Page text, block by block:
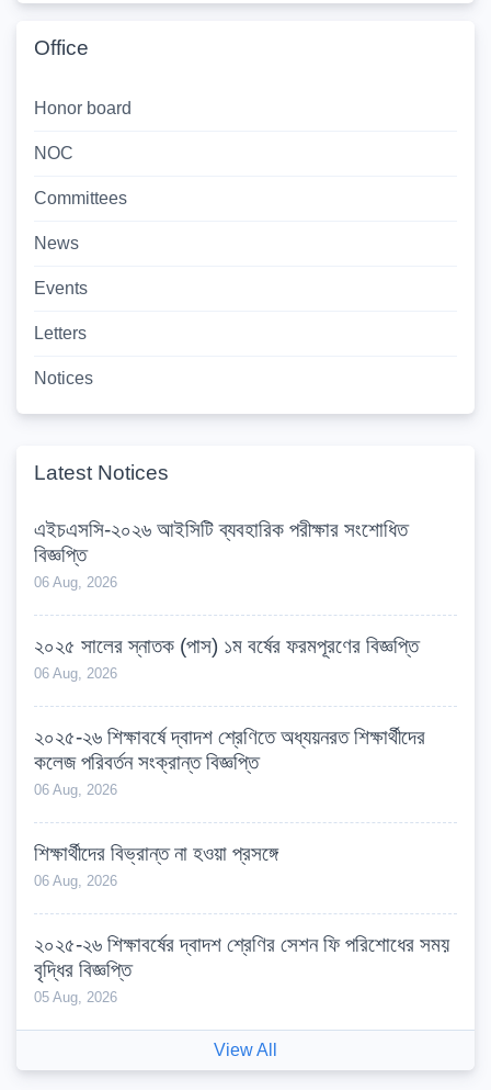
Office
Honor board
NOC
Committees
News
Events
Letters
Notices
Latest Notices
এইচএসসি-২০২৬ আইসিটি ব্যবহারিক পরীক্ষার সংশোধিত
বিজ্ঞপ্তি
06 Aug, 2026
২০২৫ সালের স্নাতক (পাস) ১ম বর্ষের ফরমপূরণের বিজ্ঞপ্তি
06 Aug, 2026
২০২৫-২৬ শিক্ষাবর্ষে দ্বাদশ শ্রেণিতে অধ্যয়নরত শিক্ষার্থীদের
কলেজ পরিবর্তন সংক্রান্ত বিজ্ঞপ্তি
06 Aug, 2026
শিক্ষার্থীদের বিভ্রান্ত না হওয়া প্রসঙ্গে
06 Aug, 2026
২০২৫-২৬ শিক্ষাবর্ষের দ্বাদশ শ্রেণির সেশন ফি পরিশোধের সময়
বৃদ্ধির বিজ্ঞপ্তি
05 Aug, 2026
View All